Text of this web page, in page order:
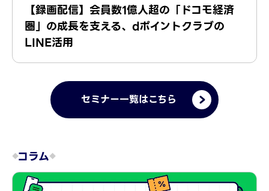
【録画配信】会員数1億人超の「ドコモ経済
圏」の成長を支える、dポイントクラブの
LINE活用
セミナー一覧はこちら
コラム